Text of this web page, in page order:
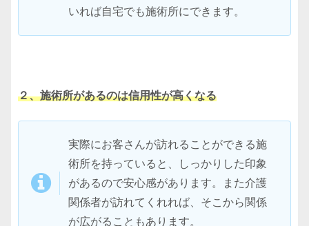
いれば自宅でも施術所にできます。
２、施術所があるのは信用性が高くなる
実際にお客さんが訪れることができる施
術所を持っていると、しっかりした印象
があるので安心感があります。また介護
関係者が訪れてくれれば、そこから関係
が広がることもあります。